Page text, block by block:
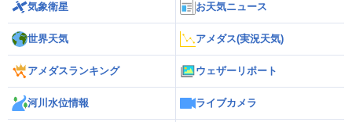
気象衛星 お天気ニュース
世界天気 アメダス(実況天気)
アメダスランキング ウェザーリポート
河川水位情報 ライブカメラ